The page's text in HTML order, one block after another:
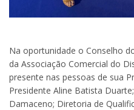
Na oportunidade o Conselho
da Associação Comercial do
presente nas pessoas de sua
Presidente Aline Batista
Damaceno; Diretoria de